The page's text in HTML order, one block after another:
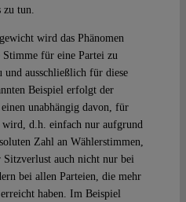
zu tun.
wird das Phänomen
Stimme für eine Partei zu
und ausschließlich für diese
Beispiel erfolgt der
unabhängig davon, für
d.h. einfach nur aufgrund
Zahl an Wählerstimmen,
Sitzverlust auch nicht nur bei
bei allen Parteien, die mehr
haben. Im Beispiel